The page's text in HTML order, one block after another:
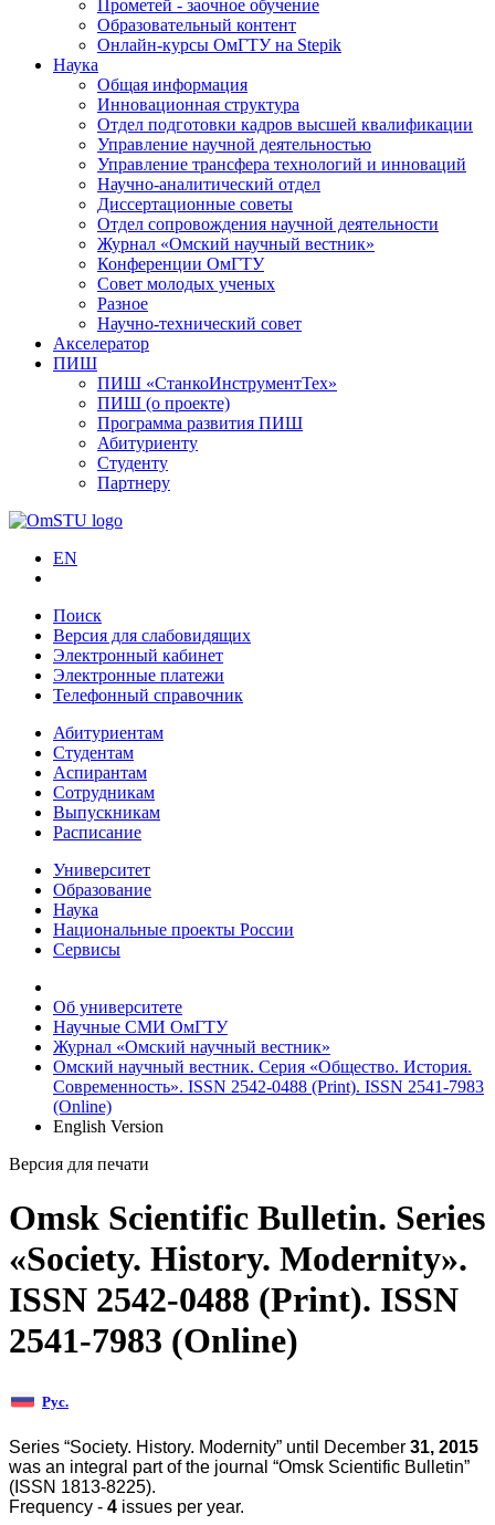
Прометей - заочное обучение
Образовательный контент
Онлайн-курсы ОмГТУ на Stepik
Наука
Общая информация
Инновационная структура
Отдел подготовки кадров высшей квалификации
Управление научной деятельностью
Управление трансфера технологий и инноваций
Научно-аналитический отдел
Диссертационные советы
Отдел сопровождения научной деятельности
Журнал «Омский научный вестник»
Конференции ОмГТУ
Совет молодых ученых
Разное
Научно-технический совет
Акселератор
ПИШ
ПИШ «СтанкоИнструментТех»
ПИШ (о проекте)
Программа развития ПИШ
Абитуриенту
Студенту
Партнеру
EN
Поиск
Версия для слабовидящих
Электронный кабинет
Электронные платежи
Телефонный справочник
Абитуриентам
Студентам
Аспирантам
Сотрудникам
Выпускникам
Расписание
Университет
Образование
Наука
Национальные проекты России
Сервисы
Об университете
Научные СМИ ОмГТУ
Журнал «Омский научный вестник»
Омский научный вестник. Серия «Общество. История.
Современность». ISSN 2542-0488 (Print). ISSN 2541-7983
(Online)
English Version
Версия для печати
Omsk Scientific Bulletin. Series
«Society. History. Modernity».
ISSN 2542-0488 (Print). ISSN
2541-7983 (Online)
Рус.
Series “Society. History. Modernity” until December 31, 2015
was an integral part of the journal “Omsk Scientific Bulletin”
(ISSN 1813-8225).
Frequency - 4 issues per year.